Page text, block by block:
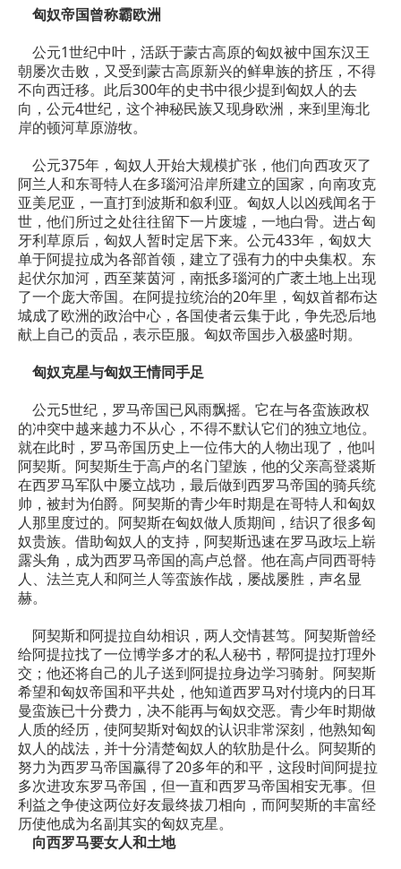
匈奴帝国曾称霸欧洲
公元1世纪中叶，活跃于蒙古高原的匈奴被中国东汉王
朝屡次击败，又受到蒙古高原新兴的鲜卑族的挤压，不得
不向西迁移。此后300年的史书中很少提到匈奴人的去
向，公元4世纪，这个神秘民族又现身欧洲，来到里海北
岸的顿河草原游牧。
公元375年，匈奴人开始大规模扩张，他们向西攻灭了
阿兰人和东哥特人在多瑙河沿岸所建立的国家，向南攻克
亚美尼亚，一直打到波斯和叙利亚。匈奴人以凶残闻名于
世，他们所过之处往往留下一片废墟，一地白骨。进占匈
牙利草原后，匈奴人暂时定居下来。公元433年，匈奴大
单于阿提拉成为各部首领，建立了强有力的中央集权。东
起伏尔加河，西至莱茵河，南抵多瑙河的广袤土地上出现
了一个庞大帝国。在阿提拉统治的20年里，匈奴首都布达
城成了欧洲的政治中心，各国使者云集于此，争先恐后地
献上自己的贡品，表示臣服。匈奴帝国步入极盛时期。
匈奴克星与匈奴王情同手足
公元5世纪，罗马帝国已风雨飘摇。它在与各蛮族政权
的冲突中越来越力不从心，不得不默认它们的独立地位。
就在此时，罗马帝国历史上一位伟大的人物出现了，他叫
阿契斯。阿契斯生于高卢的名门望族，他的父亲高登裘斯
在西罗马军队中屡立战功，最后做到西罗马帝国的骑兵统
帅，被封为伯爵。阿契斯的青少年时期是在哥特人和匈奴
人那里度过的。阿契斯在匈奴做人质期间，结识了很多匈
奴贵族。借助匈奴人的支持，阿契斯迅速在罗马政坛上崭
露头角，成为西罗马帝国的高卢总督。他在高卢同西哥特
人、法兰克人和阿兰人等蛮族作战，屡战屡胜，声名显
赫。
阿契斯和阿提拉自幼相识，两人交情甚笃。阿契斯曾经
给阿提拉找了一位博学多才的私人秘书，帮阿提拉打理外
交；他还将自己的儿子送到阿提拉身边学习骑射。阿契斯
希望和匈奴帝国和平共处，他知道西罗马对付境内的日耳
曼蛮族已十分费力，决不能再与匈奴交恶。青少年时期做
人质的经历，使阿契斯对匈奴的认识非常深刻，他熟知匈
奴人的战法，并十分清楚匈奴人的软肋是什么。阿契斯的
努力为西罗马帝国赢得了20多年的和平，这段时间阿提拉
多次进攻东罗马帝国，但一直和西罗马帝国相安无事。但
利益之争使这两位好友最终拔刀相向，而阿契斯的丰富经
历使他成为名副其实的匈奴克星。
向西罗马要女人和土地